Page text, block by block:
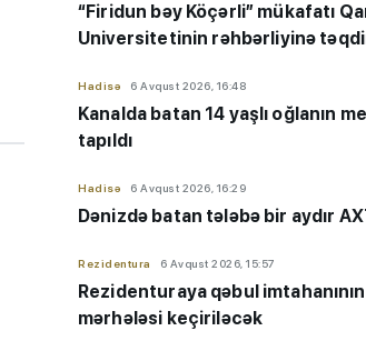
“Firidun bəy Köçərli” mükafatı
Universitetinin rəhbərliyinə
Hadisə 6 Avqust 2026, 16:48
Kanalda batan 14 yaşlı oğlanın
tapıldı
Hadisə 6 Avqust 2026, 16:29
Dənizdə batan tələbə bir aydır
Rezidentura 6 Avqust 2026, 15:57
Rezidenturaya qəbul
mərhələsi keçiriləcək